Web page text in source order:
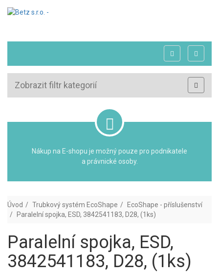
Zobrazit filtr kategorií
Nákup na E-shopu je možný pouze pro podnikatele
a právnické osoby.
Úvod Trubkový systém EcoShape
EcoShape - příslušenství
Paralelní spojka, ESD, 3842541183, D28, (1ks)
Paralelní spojka, ESD,
3842541183, D28, (1ks)